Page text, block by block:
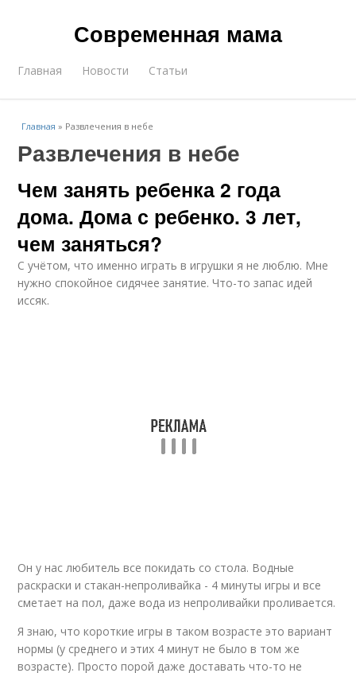
Современная мама
Главная Новости Статьи
Главная » Развлечения в небе
Развлечения в небе
Чем занять ребенка 2 года
дома. Дома с ребенко. 3 лет,
чем заняться?
С учётом, что именно играть в игрушки я не люблю. Мне
нужно спокойное сидячее занятие. Что-то запас идей
иссяк.
Он у нас любитель все покидать со стола. Водные
раскраски и стакан-непроливайка - 4 минуты игры и все
сметает на пол, даже вода из непроливайки проливается.
Я знаю, что короткие игры в таком возрасте это вариант
нормы (у среднего и этих 4 минут не было в том же
возрасте). Просто порой даже доставать что-то не